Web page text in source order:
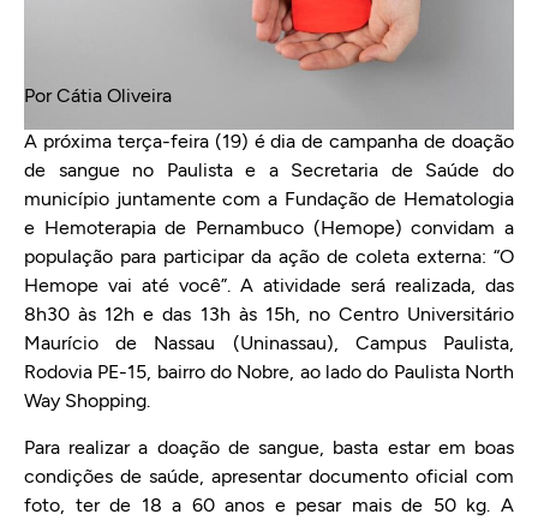
Por Cátia Oliveira
A próxima terça-feira (19) é dia de campanha de doação
de sangue no Paulista e a Secretaria de Saúde do
município juntamente com a Fundação de Hematologia
e Hemoterapia de Pernambuco (Hemope) convidam a
população para participar da ação de coleta externa: “O
Hemope vai até você”. A atividade será realizada, das
8h30 às 12h e das 13h às 15h, no Centro Universitário
Maurício de Nassau (Uninassau), Campus Paulista,
Rodovia PE-15, bairro do Nobre, ao lado do Paulista North
Way Shopping.
Para realizar a doação de sangue, basta estar em boas
condições de saúde, apresentar documento oficial com
foto, ter de 18 a 60 anos e pesar mais de 50 kg. A